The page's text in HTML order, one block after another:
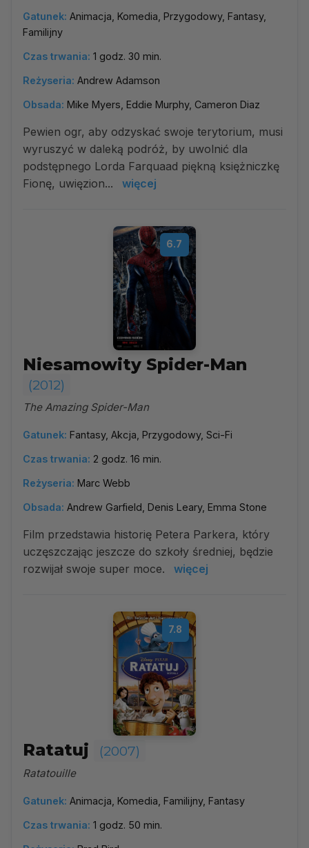
Gatunek: Animacja, Komedia, Przygodowy, Fantasy,
Familijny
Czas trwania: 1 godz. 30 min.
Reżyseria: Andrew Adamson
Obsada: Mike Myers, Eddie Murphy, Cameron Diaz
Pewien ogr, aby odzyskać swoje terytorium, musi
wyruszyć w daleką podróż, by uwolnić dla
podstępnego Lorda Farquaad piękną księżniczkę
Fionę, uwięzion...
więcej
6.7
Niesamowity Spider-Man
(2012)
The Amazing Spider-Man
Gatunek: Fantasy, Akcja, Przygodowy, Sci-Fi
Czas trwania: 2 godz. 16 min.
Reżyseria: Marc Webb
Obsada: Andrew Garfield, Denis Leary, Emma Stone
Film przedstawia historię Petera Parkera, który
uczęszczając jeszcze do szkoły średniej, będzie
rozwijał swoje super moce.
więcej
7.8
Ratatuj (2007)
Ratatouille
Gatunek: Animacja, Komedia, Familijny, Fantasy
Czas trwania: 1 godz. 50 min.